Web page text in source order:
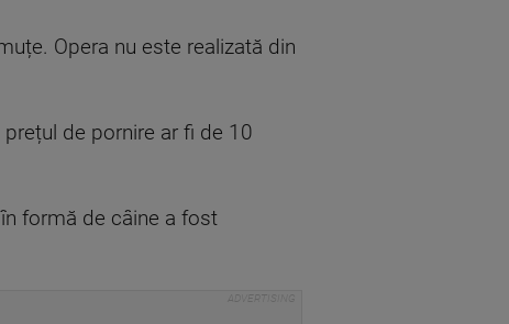
Opera nu este realizată din
de pornire ar fi de 10
formă de câine a fost